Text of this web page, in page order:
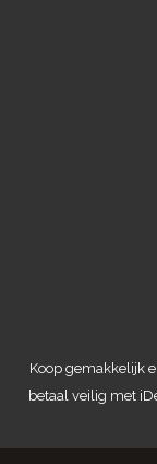
Koop gemakkelijk
betaal veilig met